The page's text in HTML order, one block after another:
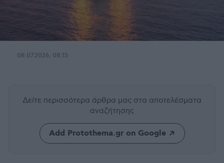
08.07.2026, 08:15
Δείτε περισσότερα άρθρα μας στα αποτελέσματα
αναζήτησης
Add Protothema.gr on Google